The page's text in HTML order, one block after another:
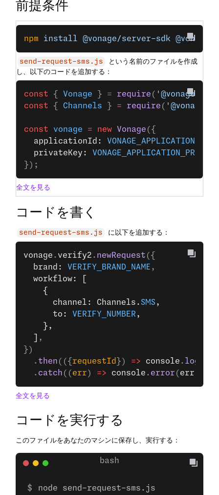
前提条件
npm install @vonage/server-sdk
send-request-sms.js
という名前のファイルを作成
し、以下のコードを追加する：
const { Vonage } = require ( '@vonage/
const { Channels } = require ( '@vonage/
const vonage = new Vonage ({
  applicationId:
VONAGE_APPLICATION_ID
  privateKey:
});
全文を見る
コードを書く
send-request-sms.js に以下を追加する：
vonage . verify2 . newRequest ({
  brand:
VERIFY_BRAND_NAME ,
  workflow: [
    {
      channel: Channels.
SMS ,
      to:
VERIFY_NUMBER ,
    },
,
})
  .
then (({ requestId }) => console . log
  .
catch (( err ) => console . error ( err
全文を見る
コードを実行する
このファイルをあなたのマシンに保存し、実行する：
node send-request-sms.js